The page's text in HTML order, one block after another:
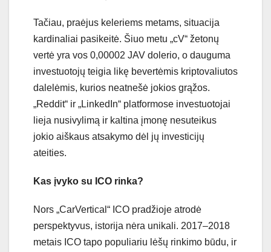
Tačiau, praėjus keleriems metams, situacija
kardinaliai pasikeitė. Šiuo metu „cV“ žetonų
vertė yra vos 0,00002 JAV dolerio, o dauguma
investuotojų teigia likę bevertėmis kriptovaliutos
dalelėmis, kurios neatnešė jokios grąžos.
„Reddit“ ir „LinkedIn“ platformose investuotojai
lieja nusivylimą ir kaltina įmonę nesuteikus
jokio aiškaus atsakymo dėl jų investicijų
ateities.
Kas įvyko su ICO rinka?
Nors „CarVertical“ ICO pradžioje atrodė
perspektyvus, istorija nėra unikali. 2017–2018
metais ICO tapo populiariu lėšų rinkimo būdu, ir